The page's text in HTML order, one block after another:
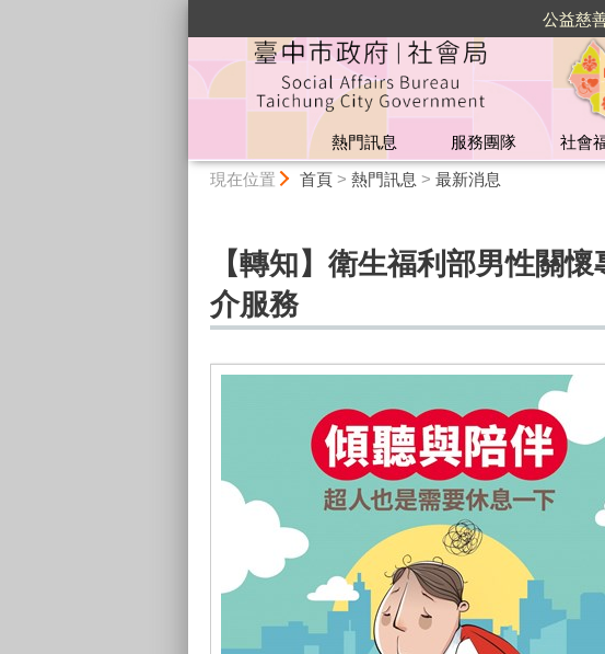
公益慈
熱門訊息 服務團隊 社會
現在位置 首頁> 熱門訊息 > 最新消息
【轉知】衛生福利部男性關
介服務